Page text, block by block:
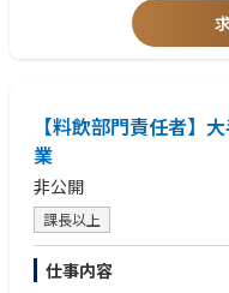
【料飲部門責任者】
業
非公開
課長以上
仕事内容